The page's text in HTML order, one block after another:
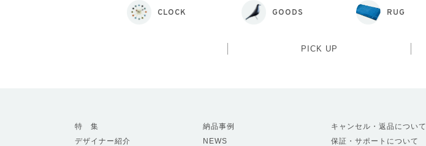
CLOCK GOODS RUG
PICK UP
特 集
デザイナー紹介
納品事例
NEWS
キャンセル・返品について
保証・サポートについて